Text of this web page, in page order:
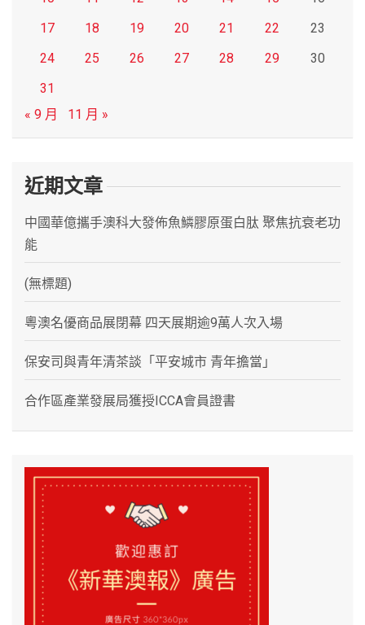
17
18 19 20 21 22
23
24
25 26 27 28 29
30
31
« 9 月
11 月 »
近期文章
中國華億攜手澳科大發佈魚鱗膠原蛋白肽 聚焦抗衰老功
能
(無標題)
粵澳名優商品展閉幕 四天展期逾9萬人次入場
保安司與青年清茶談「平安城市 青年擔當」
合作區產業發展局獲授ICCA會員證書